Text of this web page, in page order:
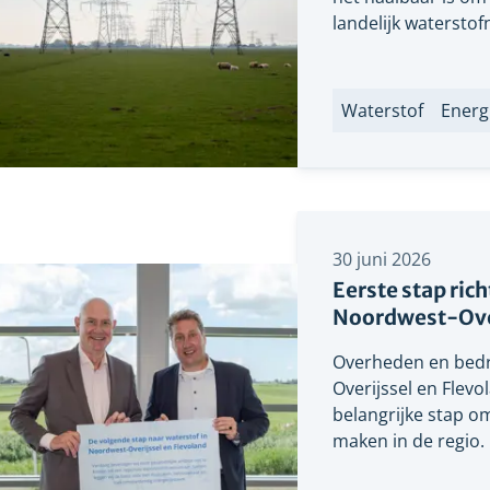
landelijk
Labels
Waterstof
Eerste stap
Noordwest-
30 juni 2026
Overheden en
Overijssel en
belangrijke stap
maken in de regio.